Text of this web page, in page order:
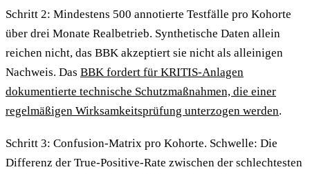
Schritt 2: Mindestens 500 annotierte Testfälle pro Kohorte
über drei Monate Realbetrieb. Synthetische Daten allein
reichen nicht, das BBK akzeptiert sie nicht als alleinigen
Nachweis. Das BBK fordert für KRITIS-Anlagen
dokumentierte technische Schutzmaßnahmen, die einer
regelmäßigen Wirksamkeitsprüfung unterzogen werden.
Schritt 3: Confusion-Matrix pro Kohorte. Schwelle: Die
Differenz der True-Positive-Rate zwischen der schlechtesten